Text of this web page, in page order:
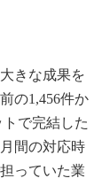
きな成果を
の1,456件か
で完結した
間の対応時
っていた業